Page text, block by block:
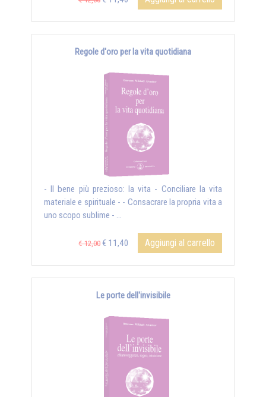
Regole d'oro per la vita quotidiana
- Il bene più prezioso: la vita - Conciliare la vita
materiale e spirituale - - Consacrare la propria vita a
uno scopo sublime - ...
€ 12,00 € 11,40 Aggiungi al carrello
Le porte dell'invisibile